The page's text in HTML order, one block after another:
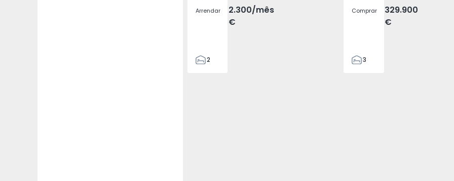
Arrendar
2.300
€
/mês
2
Comprar
329.900
€
3